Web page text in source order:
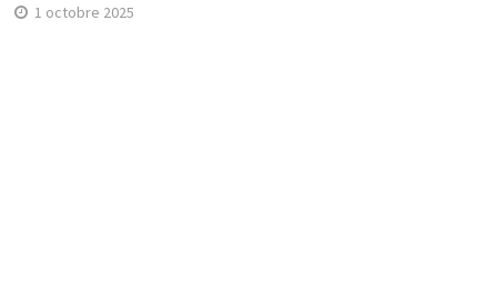
1 octobre 2025